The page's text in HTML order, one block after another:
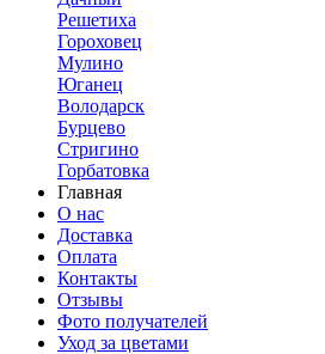
Решетиха
Гороховец
Мулино
Юганец
Володарск
Бурцево
Стригино
Горбатовка
Главная
О нас
Доставка
Оплата
Контакты
Отзывы
Фото получателей
Уход за цветами